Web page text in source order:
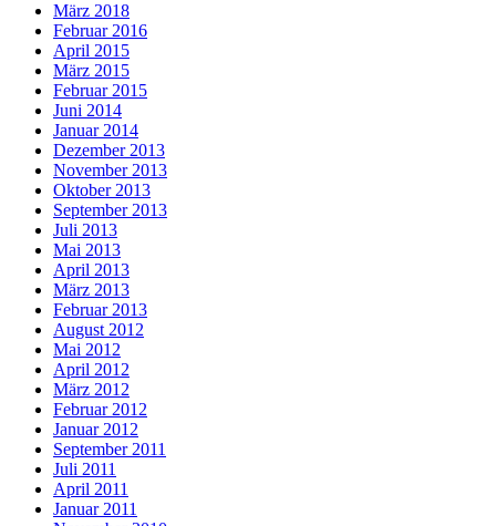
März 2018
Februar 2016
April 2015
März 2015
Februar 2015
Juni 2014
Januar 2014
Dezember 2013
November 2013
Oktober 2013
September 2013
Juli 2013
Mai 2013
April 2013
März 2013
Februar 2013
August 2012
Mai 2012
April 2012
März 2012
Februar 2012
Januar 2012
September 2011
Juli 2011
April 2011
Januar 2011